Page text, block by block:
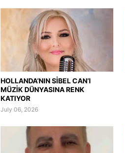
HOLLANDA’NIN SİBEL CAN’I
MÜZİK DÜNYASINA RENK
KATIYOR
July 06, 2026